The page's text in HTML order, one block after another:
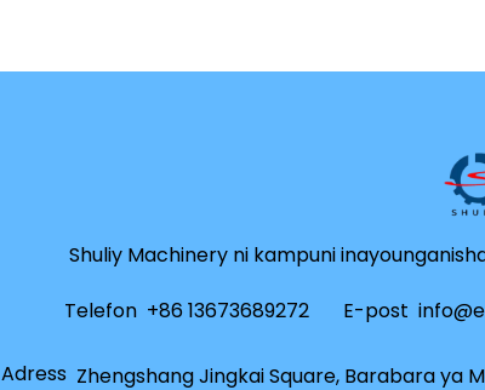
Shuliy Machinery ni kampuni
Telefon +86 13673689272 E-post
Adress Zhengshang Jingkai Square, Barabara ya